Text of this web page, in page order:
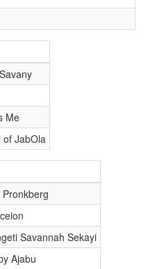
Me
of JabOla
Savannah Sekayi
Ajabu